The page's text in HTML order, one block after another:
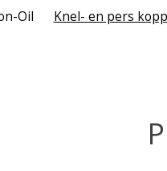
Oil Knel- en pers